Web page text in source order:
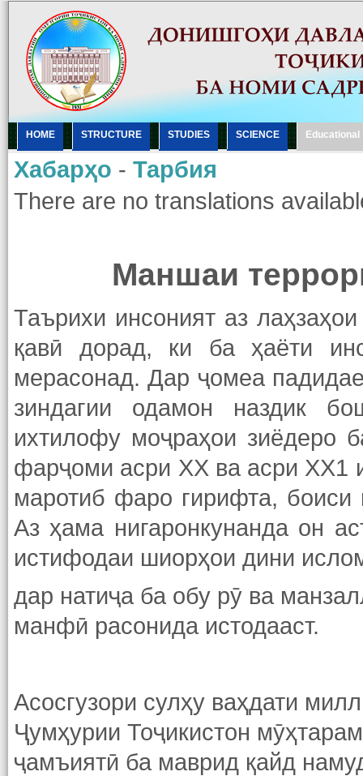
HOME STRUCTURE STUDIES SCIENCE Еducational
Хабарҳо - Тарбия
There are no translations
Маншаи
Таърихи инсоният аз
қавӣ дорад, ки ба ҳаёти
мерасонад. Дар ҷомеа
зиндагии одамон наздик
ихтилофу моҷраҳои зиёдеро
фарҷоми асри ХХ ва асри ХХ1
маротиб фаро гирифта, боиси
Аз ҳама нигаронкунанда он
истифодаи шиорҳои дини
дар натиҷа ба обу рӯ ва
манфӣ расонида истодааст.
Асосгузори сулҳу ваҳдати
Ҷумҳурии Тоҷикистон
ҷамъиятӣ ба маврид қайд